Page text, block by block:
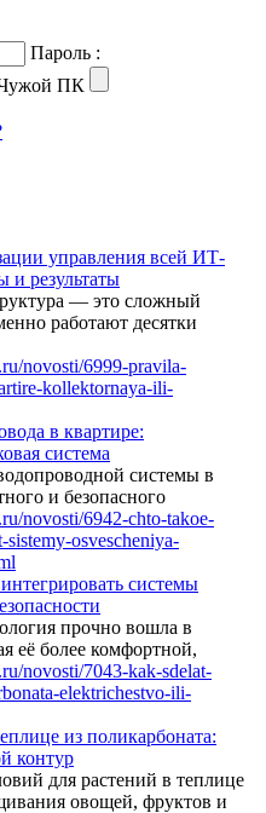
Пароль :
ПК
управления всей ИТ-
и результаты
— это сложный
работают десятки
в квартире:
система
системы в
и безопасного
системы
прочно вошла в
её более комфортной,
из поликарбоната:
контур
для растений в теплице
овощей, фруктов и